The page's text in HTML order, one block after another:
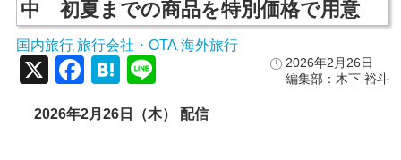
中 初夏までの商品を特別価格で用意
国内旅行 旅行会社・OTA, 海外旅行
2026年2月26日
編集部：木下 裕斗
X Facebook
Hatena
2026年2月26日（木） 配信